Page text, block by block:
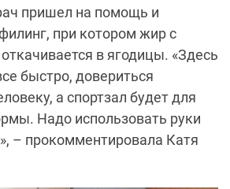
пришел на помощь и
при котором жир с
в ягодицы. «Здесь
быстро, довериться
а спортзал будет для
Надо использовать руки
– прокомментировала Катя